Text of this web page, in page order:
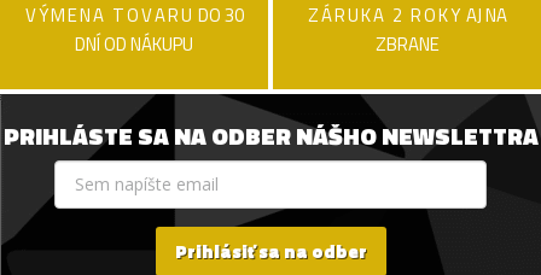
VÝMENA TOVARU DO 30
DNÍ OD NÁKUPU
ZÁRUKA 2 ROKY AJ NA
ZBRANE
PRIHLÁSTE SA NA ODBER NÁŠHO NEWSLETTRA
Prihlásiť sa na odber